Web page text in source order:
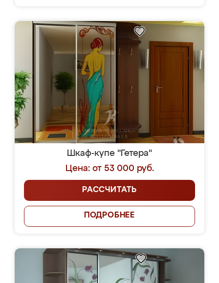
Шкаф-купе "Гетера"
Цена: от 53 000 руб.
РАССЧИТАТЬ
ПОДРОБНЕЕ